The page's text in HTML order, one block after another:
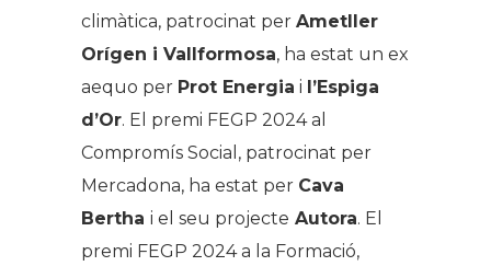
climàtica, patrocinat per Ametller
Orígen i Vallformosa, ha estat un ex
aequo per Prot Energia i l’Espiga
d’Or. El premi FEGP 2024 al
Compromís Social, patrocinat per
Mercadona, ha estat per Cava
Bertha i el seu projecte Autora. El
premi FEGP 2024 a la Formació,